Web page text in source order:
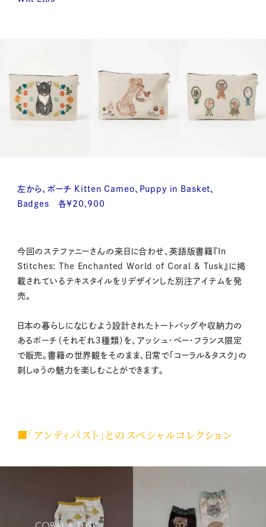
左から、ポーチ Kitten Cameo、Puppy in Basket、
Badges 各¥20,900
今回のステファニーさんの来日に合わせ、英語版書籍『In
Stitches: The Enchanted World of Coral & Tusk』に掲
載されているテキスタイルをリデザインした別注アイテムを発
売。
日本の暮らしになじむよう設計されたトートバッグや収納力の
あるポーチ（それぞれ３種類）を、アッシュ・ペー・フランス限定
で販売。書籍の世界観をそのまま、日常で「コーラル&タスク」の
刺しゅうの魅力を楽しむことができます。
■「アンティパスト」とのスペシャルコレクション